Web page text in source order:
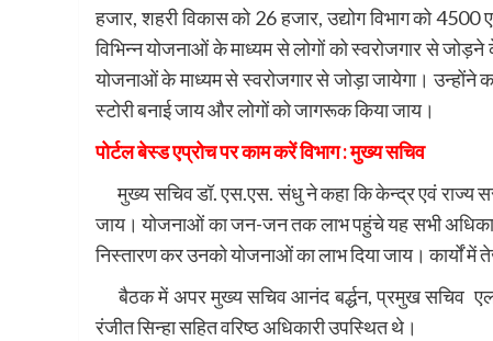
हजार, शहरी विकास को 26 हजार, उद्योग विभाग को 4500
विभिन्न योजनाओं के माध्यम से लोगों को स्वरोजगार से
योजनाओं के माध्यम से स्वरोजगार से जोड़ा जायेगा। उन्होंने
स्टोरी बनाई जाय और लोगों को जागरूक किया जाय।
पोर्टल बेस्ड एप्रोच पर काम करें विभाग : मुख्य सचिव
मुख्य सचिव डॉ. एस.एस. संधु ने कहा कि केन्द्र एवं राज्य
जाय। योजनाओं का जन-जन तक लाभ पहुंचे यह सभी
निस्तारण कर उनको योजनाओं का लाभ दिया जाय। कार्यों में
बैठक में अपर मुख्य सचिव आनंद बर्द्धन, प्रमुख सचिव एल
रंजीत सिन्हा सहित वरिष्ठ अधिकारी उपस्थित थे।